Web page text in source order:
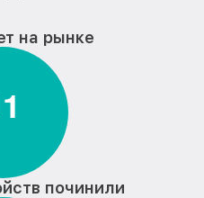
на рынке
1
починили